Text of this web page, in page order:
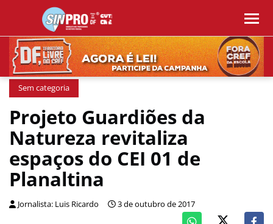
Sem categoria
Projeto Guardiões da
Natureza revitaliza
espaços do CEI 01 de
Planaltina
Jornalista: Luis Ricardo 3 de outubro de 2017